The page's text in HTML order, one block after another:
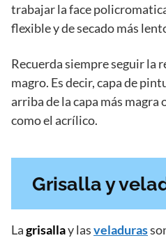
trabajar la face
flexible y de secado más
Recuerda siempre seguir la
magro. Es decir, capa de
arriba de la capa más magra
como el acrílico.
Grisalla y
Lagrisallay lasveladuras